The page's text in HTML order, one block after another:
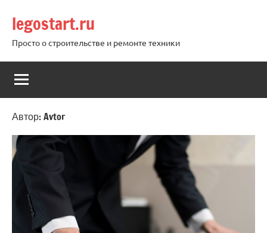
содержимому
legostart.ru
Просто о строительстве и ремонте техники
Автор:Avtor